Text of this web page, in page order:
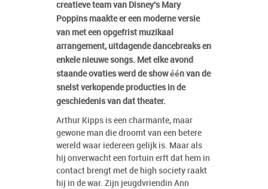
creatieve team van Disney’s Mary
Poppins maakte er een moderne versie
van met een opgefrist muzikaal
arrangement, uitdagende dancebreaks en
enkele nieuwe songs. Met elke avond
staande ovaties werd de show één van de
snelst verkopende producties in de
geschiedenis van dat theater.
Arthur Kipps is een charmante, maar
gewone man die droomt van een betere
wereld waar iedereen gelijk is. Maar als
hij onverwacht een fortuin erft dat hem in
contact brengt met de high society raakt
hij in de war. Zijn jeugdvriendin Ann